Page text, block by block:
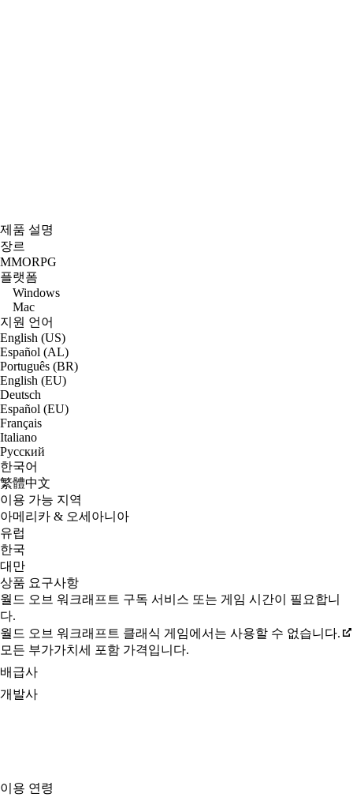
제품 설명
장르
MMORPG
플랫폼
Windows
Mac
지원 언어
English (US)
Español (AL)
Português (BR)
English (EU)
Deutsch
Español (EU)
Français
Italiano
Русский
한국어
繁體中文
이용 가능 지역
아메리카 & 오세아니아
유럽
한국
대만
상품 요구사항
월드 오브 워크래프트 구독 서비스 또는 게임 시간이 필요합니
다.
월드 오브 워크래프트 클래식 게임에서는 사용할 수 없습니다.
모든 부가가치세 포함 가격입니다.
배급사
개발사
이용 연령